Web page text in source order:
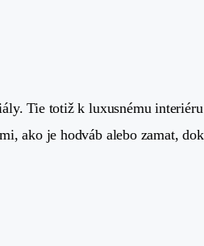
Tie totiž k luxusnému
ako je hodváb alebo zamat,